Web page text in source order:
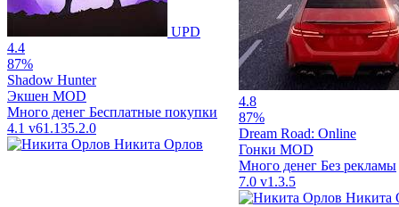
UPD
4.4
87%
Shadow Hunter
Экшен MOD
Много денег Бесплатные покупки
4.1 v61.135.2.0
Никита Орлов
4.8
87%
Dream Road: Online
Гонки MOD
Много денег Без рекламы
7.0 v1.3.5
Никита